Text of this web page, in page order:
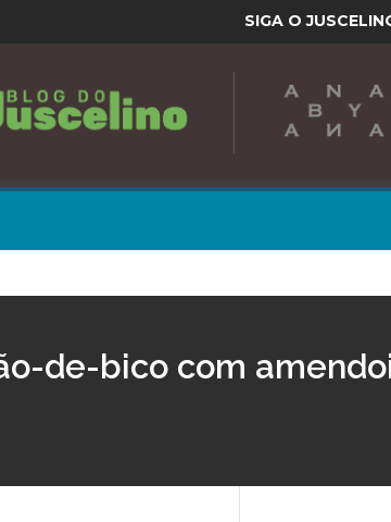
SIGA O
de-bico com